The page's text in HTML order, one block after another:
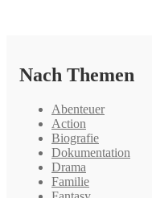
Nach Themen
Abenteuer
Action
Biografie
Dokumentation
Drama
Familie